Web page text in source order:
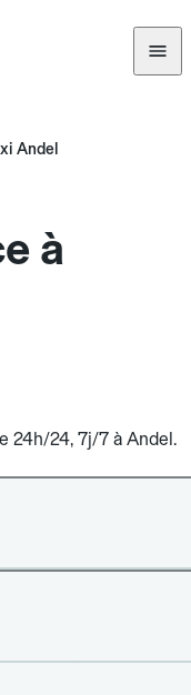
Andel
à
24h/24, 7j/7 à Andel.